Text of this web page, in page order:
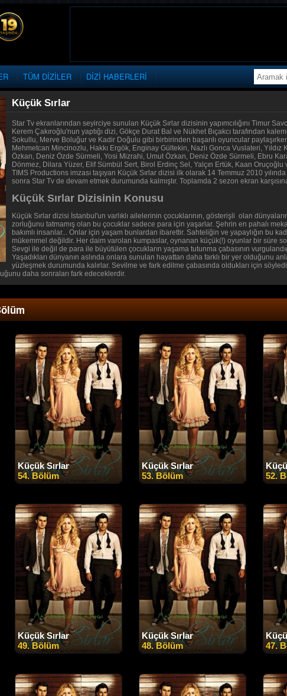
TÜM DİZİLER DİZİ HABERLERİ
Küçük Sırlar
Star Tv ekranlarından seyirciye sunulan Küçük Sırlar dizisinin yapımcılığını Timur
Kerem Çakıroğlu'nun yaptığı dizi, Gökçe Durat Bal ve Nükhet Bıçakcı tarafından
Sokullu, Merve Boluğur ve Kadir Doğulu gibi birbirinden başarılı oyuncular
Mehmetcan Mincinozlu, Hakkı Ergök, Enginay Gültekin, Nazlı Gonca Vuslateri,
Özkan, Deniz Özde Sürmeli, Yosi Mizrahi, Umut Özkan, Deniz Özde Sürmeli, Ebru
Dönmez, Dilara Yüzer, Elif Sümbül Sert, Birol Erdinç Sel, Yalçın Ertük, Kaan
TIMS Productions imzası taşıyan Küçük Sırlar dizisi ilk olarak 14 Temmuz 2010
sonra Star Tv de devam etmek durumunda kalmıştır. Toplamda 2 sezon ekran
Küçük Sırlar Dizisinin Konusu
Küçük Sırlar dizisi İstanbul'un varlıklı ailelerinin çocuklarının, gösterişli olan
zorluğunu tatmamış olan bu çocuklar sadece para için yaşarlar. Şehrin en pahalı
bakımlı insanlar... Onlar için yaşam bunlardan ibarettir. Sahteliğin ve yapaylığın bu
mükemmel değildir. Her daim varolan kumpaslar, oynanan küçük(!) oyunlar bir süre
Sevgi ile değil de para ile büyütülen çocukların yaşama tutunma çabasının
Yaşadıkları dünyanın aslında onlara sunulan hayattan daha farklı bir yer olduğunu
yüzleşmek durumunda kalırlar. Sevilme ve fark edilme çabasında oldukları için
daha sonraları fark edeceklerdir.
Küçük Sırlar
54. Bölüm
Küçük Sırlar
53. Bölüm
52.
Küçük Sırlar
49. Bölüm
Küçük Sırlar
48. Bölüm
47.